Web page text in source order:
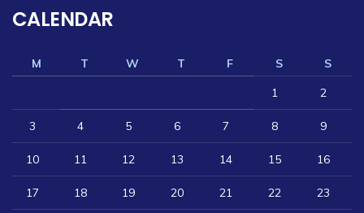
CALENDAR
M T W T F S
S
1
2
3 4 5 6 7 8 9
10 11 12 13 14 15 16
17 18 19 20 21 22 23